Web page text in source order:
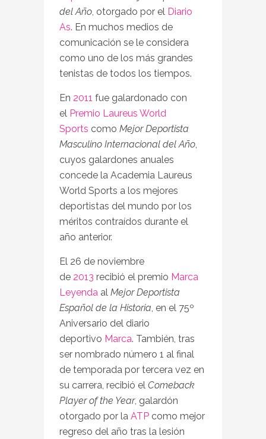
del Año, otorgado por el Diario
As. En muchos medios de
comunicación se le considera
como uno de los más grandes
tenistas de todos los tiempos.
En 2011 fue galardonado con
el Premio Laureus World
Sports como Mejor Deportista
Masculino Internacional del Año,
cuyos galardones anuales
concede la Academia Laureus
World Sports a los mejores
deportistas del mundo por los
méritos contraídos durante el
año anterior.
El 26 de noviembre
de 2013 recibió el premio Marca
Leyenda al Mejor Deportista
Español de la Historia, en el 75º
Aniversario del diario
deportivo Marca. También, tras
ser nombrado número 1 al final
de temporada por tercera vez en
su carrera, recibió el Comeback
Player of the Year, galardón
otorgado por la ATP como mejor
regreso del año tras la lesión